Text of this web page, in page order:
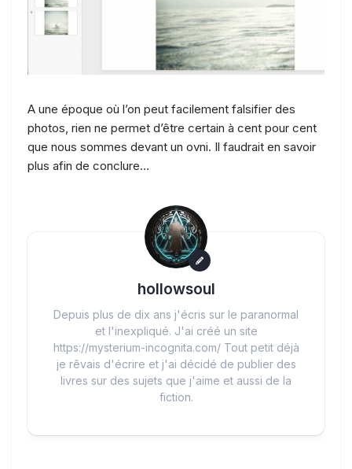
A une époque où l’on peut facilement falsifier des
photos, rien ne permet d’être certain à cent pour cent
que nous sommes devant un ovni. Il faudrait en savoir
plus afin de conclure…
hollowsoul
Depuis plus de dix ans j'écris sur le paranormal
et l'inexpliqué. J'ai créé un site
https://mysterium-incognita.com/ Tout petit déjà
je rêvais d'écrire et j'ai décidé de publier des
livres sur des sujets que j'aime et aussi de la
fiction.